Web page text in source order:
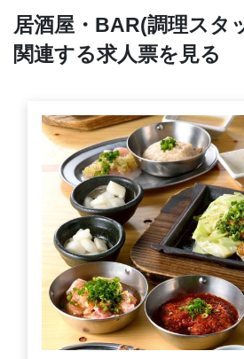
居酒屋・BAR(調理スタ
関連する求人票を見る